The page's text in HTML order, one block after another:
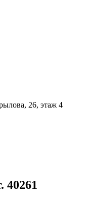
26, этаж 4
40261